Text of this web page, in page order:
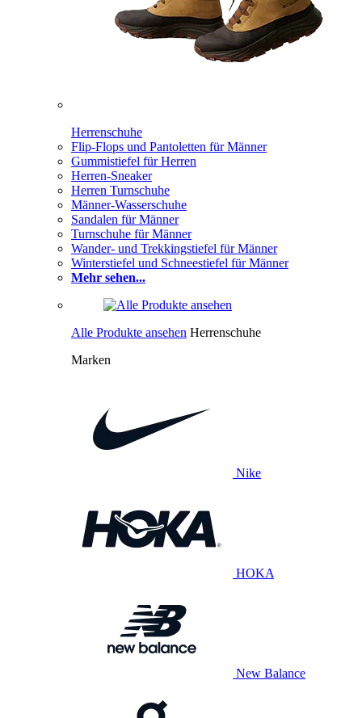
Herrenschuhe
Flip-Flops und Pantoletten für Männer
Gummistiefel für Herren
Herren-Sneaker
Herren Turnschuhe
Männer-Wasserschuhe
Sandalen für Männer
Turnschuhe für Männer
Wander- und Trekkingstiefel für Männer
Winterstiefel und Schneestiefel für Männer
Mehr sehen...
Alle Produkte ansehen Herrenschuhe
Marken
Nike
HOKA
New Balance